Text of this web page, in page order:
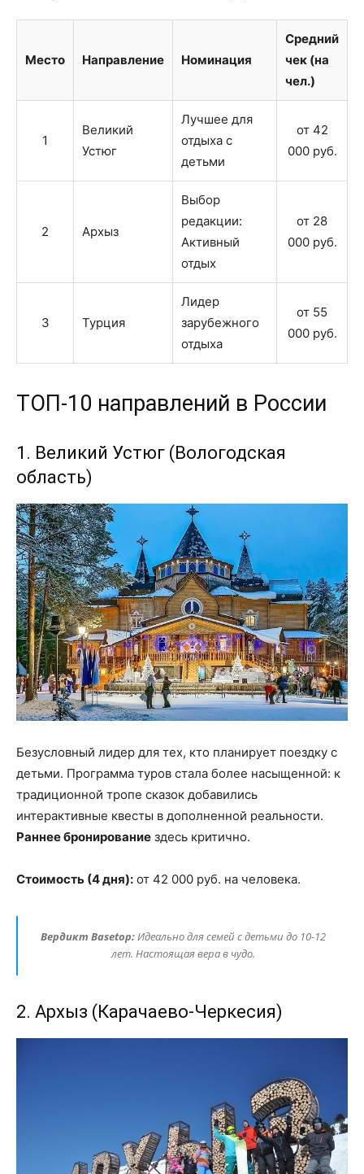
Место Направление Номинация
Средний
чек (на
чел.)
1
Великий
Устюг
Лучшее для
отдыха с
детьми
от 42
000 руб.
2 Архыз
Выбор
редакции:
Активный
отдых
от 28
000 руб.
3 Турция
Лидер
зарубежного
отдыха
от 55
000 руб.
ТОП-10 направлений в России
1. Великий Устюг (Вологодская
область)
Безусловный лидер для тех, кто планирует поездку с
детьми. Программа туров стала более насыщенной: к
традиционной тропе сказок добавились
интерактивные квесты в дополненной реальности.
Раннее бронирование здесь критично.
Стоимость (4 дня): от 42 000 руб. на человека.
Вердикт Basetop:Идеально для семей с детьми до 10-12
лет. Настоящая вера в чудо.
2. Архыз (Карачаево-Черкесия)